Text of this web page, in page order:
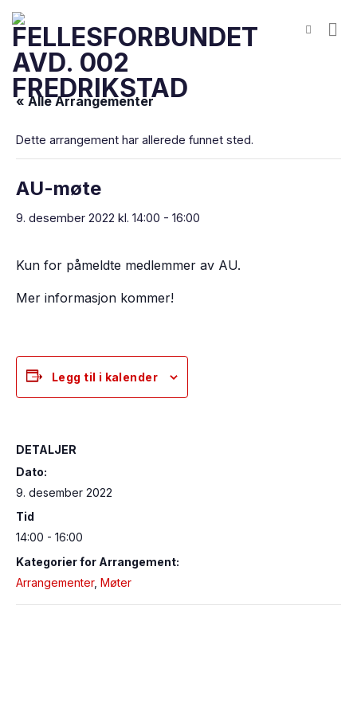
content
« Alle Arrangementer
Dette arrangement har allerede funnet sted.
AU-møte
9. desember 2022 kl. 14:00 - 16:00
Kun for påmeldte medlemmer av AU.
Mer informasjon kommer!
Legg til i kalender
DETALJER
Dato:
9. desember 2022
Tid
14:00 - 16:00
Kategorier for Arrangement:
Arrangementer, Møter